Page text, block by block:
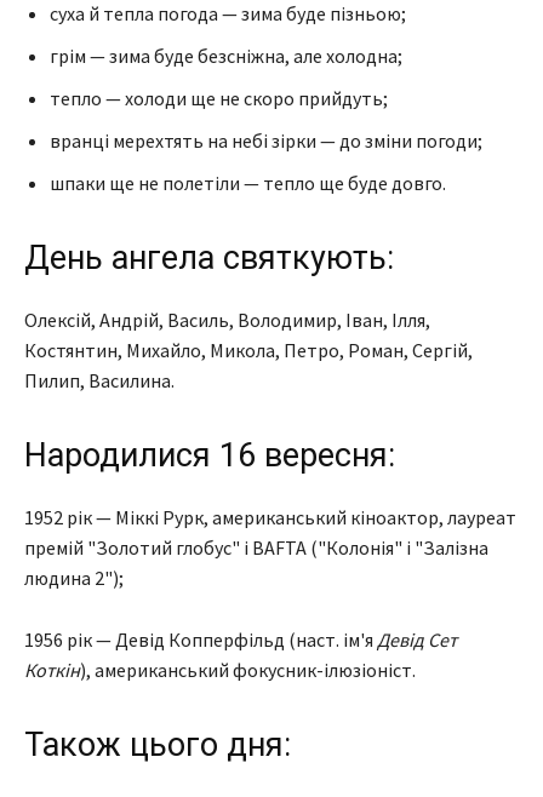
суха й тепла погода — зима буде пізньою;
грім — зима буде безсніжна, але холодна;
тепло — холоди ще не скоро прийдуть;
вранці мерехтять на небі зірки — до зміни погоди;
шпаки ще не полетіли — тепло ще буде довго.
День ангела святкують:
Олексій, Андрій, Василь, Володимир, Іван, Ілля,
Костянтин, Михайло, Микола, Петро, Роман, Сергій,
Пилип, Василина.
Народилися 16 вересня:
1952 рік — Міккі Рурк, американський кіноактор, лауреат
премій "Золотий глобус" і BAFTA ("Колонія" і "Залізна
людина 2");
1956 рік — Девід Копперфільд (наст. ім'я Девід Сет
Коткін), американський фокусник-ілюзіоніст.
Також цього дня: